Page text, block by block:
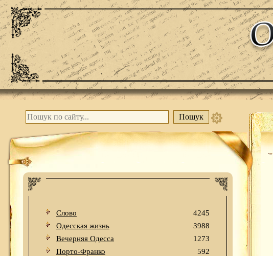
Слово
4245
Одесская жизнь
3988
Вечерняя Одесса
1273
Порто-Франко
592